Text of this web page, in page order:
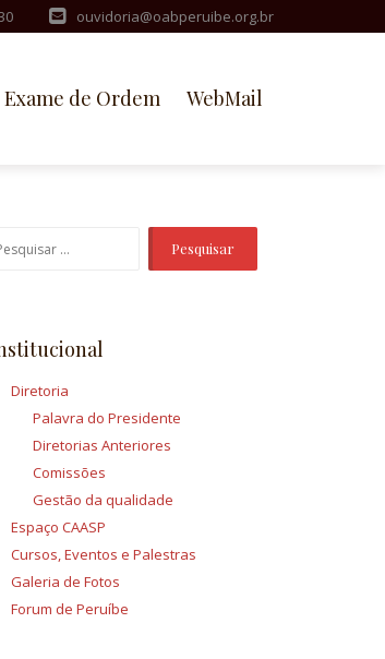
ouvidoria@oabperuibe.org.br
Exame de Ordem WebMail
Diretoria
Palavra do Presidente
Diretorias Anteriores
Comissões
Gestão da qualidade
Espaço CAASP
Cursos, Eventos e Palestras
Galeria de Fotos
Forum de Peruíbe